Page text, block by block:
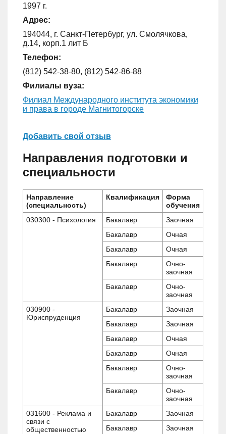
1997 г.
Адрес:
194044, г. Санкт-Петербург, ул. Смолячкова,
д.14, корп.1 лит Б
Телефон:
(812) 542-38-80, (812) 542-86-88
Филиалы вуза:
Филиал Международного института экономики
и права в городе Магнитогорске
Добавить свой отзыв
Направления подготовки и
специальности
Направление
(специальность)
Квалификация
Форма
обучения
030300 - Психология
Бакалавр
Заочная
Бакалавр
Очная
Бакалавр
Очная
Бакалавр
Очно-
заочная
Бакалавр
Очно-
заочная
030900 -
Юриспруденция
Бакалавр
Заочная
Бакалавр
Заочная
Бакалавр
Очная
Бакалавр
Очная
Бакалавр
Очно-
заочная
Бакалавр
Очно-
заочная
031600 - Реклама и
связи с
общественностью
Бакалавр
Заочная
Бакалавр
Заочная